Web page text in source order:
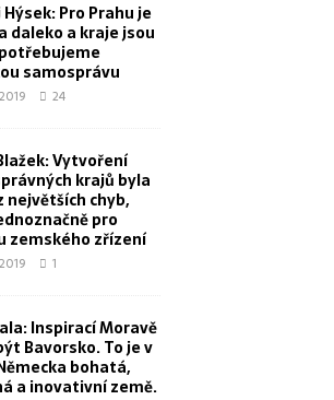
Pro Prahu je
daleko a kraje jsou
samosprávu
24
Vytvoření
krajů byla
největších chyb,
pro
zemského zřízení
1
Inspirací Moravě
Bavorsko. To je v
bohatá,
a inovativní země.